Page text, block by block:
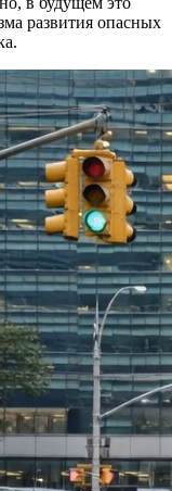
развития опасных